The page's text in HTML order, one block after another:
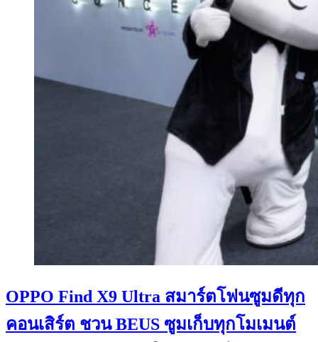
OPPO Find X9 Ultra สมาร์ตโฟนซูมดีทุก
คอนเสิร์ต ชวน BEUS ซูมเก็บทุกโมเมนต์